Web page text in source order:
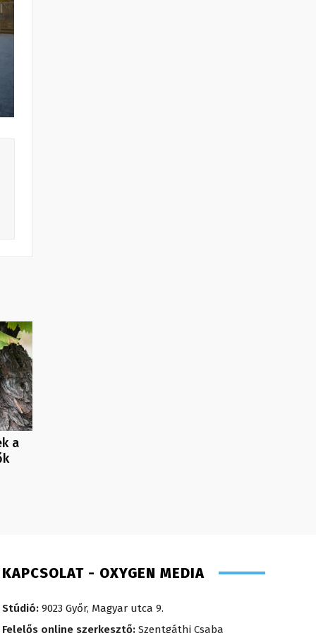
a
KAPCSOLAT - OXYGEN MEDIA
Stúdió: 9023 Győr, Magyar utca 9.
Felelős online szerkesztő: Szentgáthi Csaba